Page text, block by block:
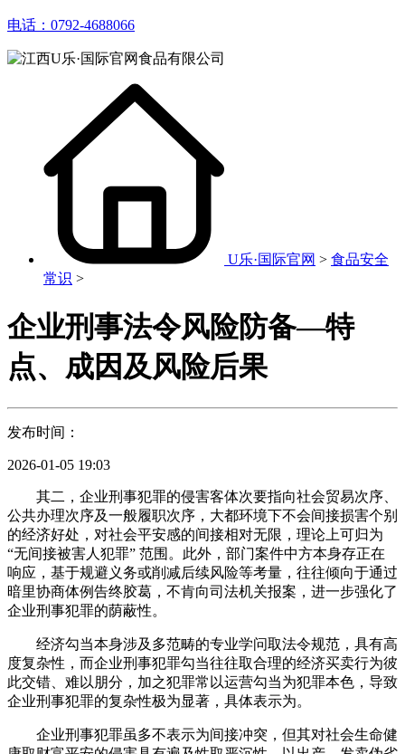
电话：0792-4688066
U乐·国际官网 > 食品安全
常识 >
企业刑事法令风险防备—特
点、成因及风险后果
发布时间：
2026-01-05 19:03
其二，企业刑事犯罪的侵害客体次要指向社会贸易次序、
公共办理次序及一般履职次序，大都环境下不会间接损害个别
的经济好处，对社会平安感的间接相对无限，理论上可归为
“无间接被害人犯罪” 范围。此外，部门案件中方本身存正在
响应，基于规避义务或削减后续风险等考量，往往倾向于通过
暗里协商体例告终胶葛，不肯向司法机关报案，进一步强化了
企业刑事犯罪的荫蔽性。
经济勾当本身涉及多范畴的专业学问取法令规范，具有高
度复杂性，而企业刑事犯罪勾当往往取合理的经济买卖行为彼
此交错、难以朋分，加之犯罪常以运营勾当为犯罪本色，导致
企业刑事犯罪的复杂性极为显著，具体表示为。
企业刑事犯罪虽多不表示为间接冲突，但其对社会生命健